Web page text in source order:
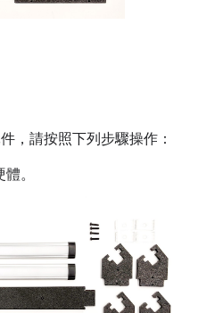
，請按照下列步驟操作：
。